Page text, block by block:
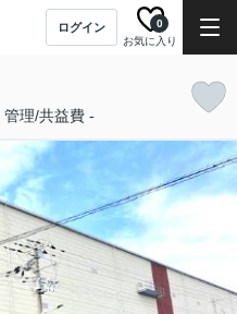
ログイン
お気に入り
0
管理/共益費 -